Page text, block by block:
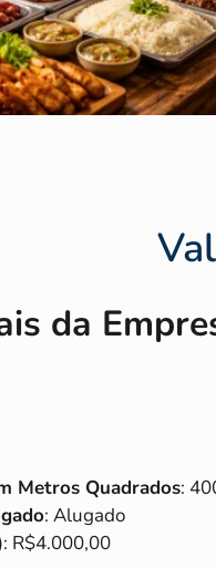
da
Metros Quadrados:
: Alugado
: R$4.000,00